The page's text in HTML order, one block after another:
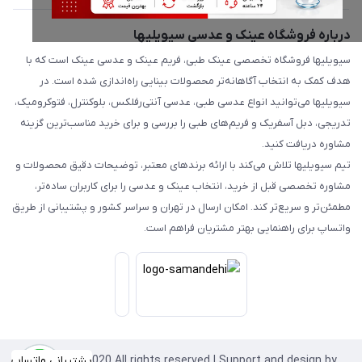
درباره فروشگاه عینک و عدسی سیویلیها
سیویلیها فروشگاه تخصصی عینک طبی، فریم عینک و عدسی عینک است که با
هدف کمک به انتخاب آگاهانه‌تر محصولات بینایی راه‌اندازی شده است. در
سیویلیها می‌توانید انواع عدسی طبی، عدسی آنتی‌رفلکس، بلوکنترل، فتوکرومیک،
تدریجی، دبل آسفریک و فریم‌های طبی را بررسی و برای خرید مناسب‌ترین گزینه
مشاوره دریافت کنید.
تیم سیویلیها تلاش می‌کند با ارائه برندهای معتبر، توضیحات دقیق محصولات و
مشاوره تخصصی قبل از خرید، انتخاب عینک و عدسی را برای کاربران ساده‌تر،
مطمئن‌تر و سریع‌تر کند. امکان ارسال در تهران و سراسر کشور و پشتیبانی از طریق
واتساپ برای راهنمایی بهتر مشتریان فراهم است.